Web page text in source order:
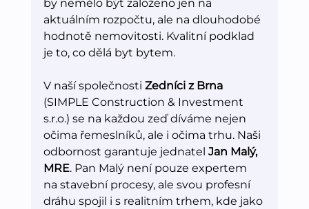
by nemělo být založeno jen na
aktuálním rozpočtu, ale na dlouhodobé
hodnotě nemovitosti. Kvalitní podklad
je to, co dělá byt bytem.
V naší společnosti Zedníci z Brna
(SIMPLE Construction & Investment
s.r.o.) se na každou zeď díváme nejen
očima řemeslníků, ale i očima trhu. Naši
odbornost garantuje jednatel Jan Malý,
MRE. Pan Malý není pouze expertem
na stavební procesy, ale svou profesní
dráhu spojil i s realitním trhem, kde jako